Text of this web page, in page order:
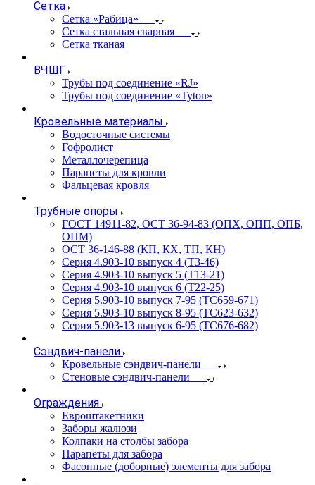
Сетка
Сетка «Рабица»
Сетка стальная сварная
Сетка тканая
ВЧШГ
Трубы под соединение «RJ»
Трубы под соединение «Tyton»
Кровельные материалы
Водосточные системы
Гофролист
Металлочерепица
Парапеты для кровли
Фальцевая кровля
Трубные опоры
ГОСТ 14911-82, ОСТ 36-94-83 (ОПХ, ОПП, ОПБ,
ОПМ)
ОСТ 36-146-88 (КП, КХ, ТП, КН)
Серия 4.903-10 выпуск 4 (Т3-46)
Серия 4.903-10 выпуск 5 (Т13-21)
Серия 4.903-10 выпуск 6 (Т22-25)
Серия 5.903-10 выпуск 7-95 (ТС659-671)
Серия 5.903-10 выпуск 8-95 (ТС623-632)
Серия 5.903-13 выпуск 6-95 (ТС676-682)
Сэндвич-панели
Кровельные сэндвич-панели
Стеновые сэндвич-панели
Ограждения
Евроштакетники
Заборы жалюзи
Колпаки на столбы забора
Парапеты для забора
Фасонные (доборные) элементы для забора